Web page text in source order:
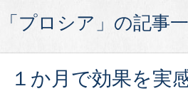
「プロシア」の記事
１か月で効果を実